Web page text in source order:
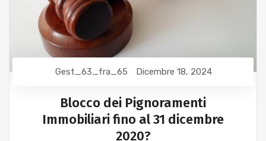
Gest_63_fra_65 Dicembre 18, 2024
Blocco dei Pignoramenti
Immobiliari fino al 31 dicembre
2020?